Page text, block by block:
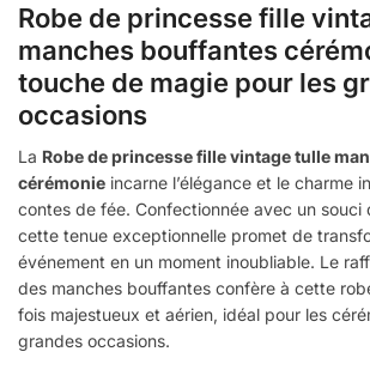
Robe de princesse fille
manches bouffantes
touche de magie pour les
occasions
La Robe de princesse fille vintage tulle
cérémonie incarne l’élégance et le charme
contes de fée. Confectionnée avec un souci
cette tenue exceptionnelle promet de
événement en un moment inoubliable. Le
des manches bouffantes confère à cette
fois majestueux et aérien, idéal pour les
grandes occasions.